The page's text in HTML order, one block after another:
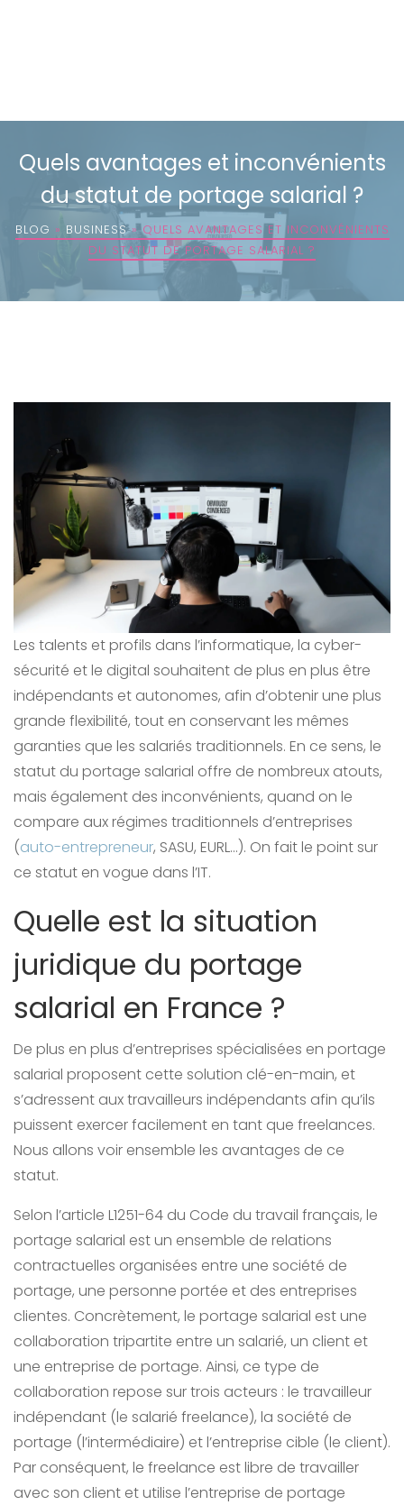
Quels avantages et inconvénients
du statut de portage salarial ?
BLOG » BUSINESS»QUELS AVANTAGES ET INCONVÉNIENTS
DU STATUT DE PORTAGE SALARIAL ?
Les talents et profils dans l’informatique, la cyber-
sécurité et le digital souhaitent de plus en plus être
indépendants et autonomes, afin d’obtenir une plus
grande flexibilité, tout en conservant les mêmes
garanties que les salariés traditionnels. En ce sens, le
statut du portage salarial offre de nombreux atouts,
mais également des inconvénients, quand on le
compare aux régimes traditionnels d’entreprises
(auto-entrepreneur, SASU, EURL…). On fait le point sur
ce statut en vogue dans l’IT.
Quelle est la situation
juridique du portage
salarial en France ?
De plus en plus d’entreprises spécialisées en portage
salarial proposent cette solution clé-en-main, et
s’adressent aux travailleurs indépendants afin qu’ils
puissent exercer facilement en tant que freelances.
Nous allons voir ensemble les avantages de ce
statut.
Selon l’article L1251-64 du Code du travail français, le
portage salarial est un ensemble de relations
contractuelles organisées entre une société de
portage, une personne portée et des entreprises
clientes. Concrètement, le portage salarial est une
collaboration tripartite entre un salarié, un client et
une entreprise de portage. Ainsi, ce type de
collaboration repose sur trois acteurs : le travailleur
indépendant (le salarié freelance), la société de
portage (l’intermédiaire) et l’entreprise cible (le client).
Par conséquent, le freelance est libre de travailler
avec son client et utilise l’entreprise de portage